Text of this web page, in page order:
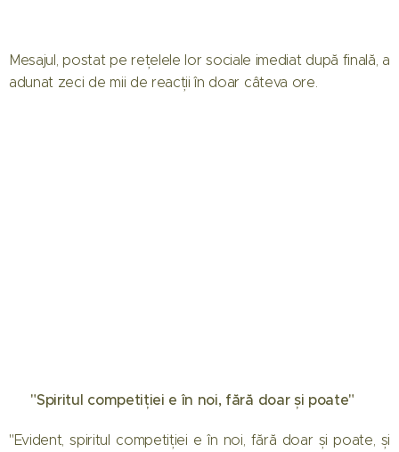
Mesajul, postat pe rețelele lor sociale imediat după finală, a
adunat zeci de mii de reacții în doar câteva ore.
⚡ "Spiritul competiției e în noi, fără doar și poate"
"Evident, spiritul competiției e în noi, fără doar și poate, și